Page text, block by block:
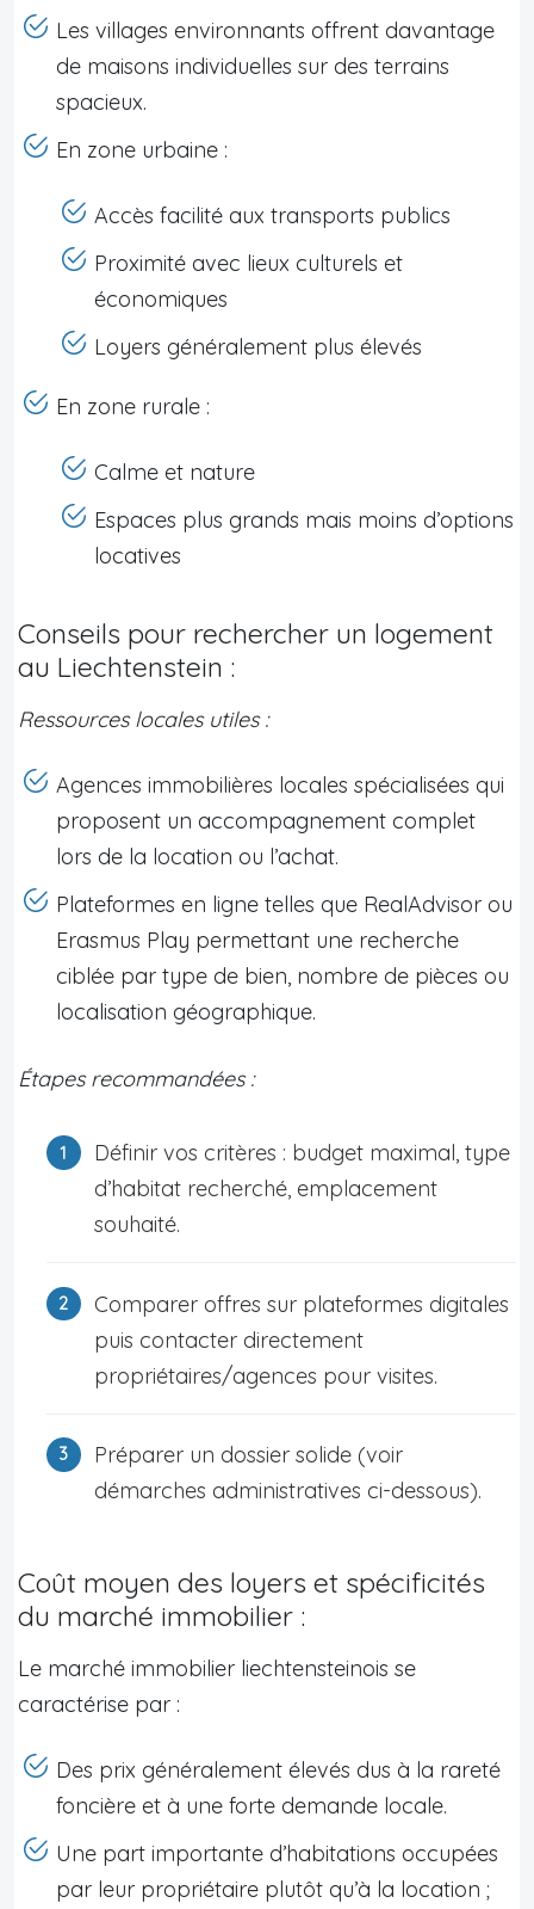
Les villages environnants offrent davantage
de maisons individuelles sur des terrains
spacieux.
En zone urbaine :
Accès facilité aux transports publics
Proximité avec lieux culturels et
économiques
Loyers généralement plus élevés
En zone rurale :
Calme et nature
Espaces plus grands mais moins d’options
locatives
Conseils pour rechercher un logement
au Liechtenstein :
Ressources locales utiles :
Agences immobilières locales spécialisées qui
proposent un accompagnement complet
lors de la location ou l’achat.
Plateformes en ligne telles que RealAdvisor ou
Erasmus Play permettant une recherche
ciblée par type de bien, nombre de pièces ou
localisation géographique.
Étapes recommandées :
Définir vos critères : budget maximal, type
d’habitat recherché, emplacement
souhaité.
Comparer offres sur plateformes digitales
puis contacter directement
propriétaires/agences pour visites.
Préparer un dossier solide (voir
démarches administratives ci-dessous).
Coût moyen des loyers et spécificités
du marché immobilier :
Le marché immobilier liechtensteinois se
caractérise par :
Des prix généralement élevés dus à la rareté
foncière et à une forte demande locale.
Une part importante d’habitations occupées
par leur propriétaire plutôt qu’à la location ;